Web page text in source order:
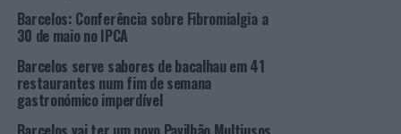
do
(Foto:
CMB)
Projeto “Ser Igual”
Barcelos: Conferência sobre Fibromialgia a
30 de maio no IPCA
Barcelos serve sabores de bacalhau em 41
restaurantes num fim de semana
gastronómico imperdível